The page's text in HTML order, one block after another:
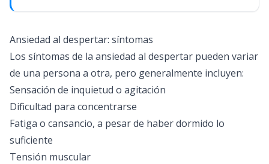
Ansiedad al despertar: síntomas
Los síntomas de la ansiedad al despertar pueden variar
de una persona a otra, pero generalmente incluyen:
Sensación de inquietud o agitación
Dificultad para concentrarse
Fatiga o cansancio, a pesar de haber dormido lo
suficiente
Tensión muscular